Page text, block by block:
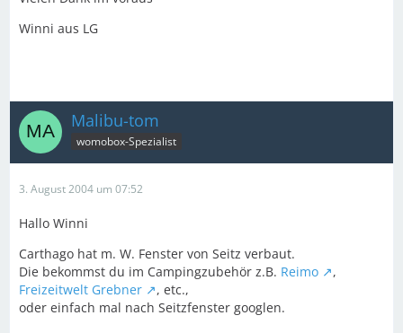
Winni aus LG
Malibu-tom
womobox-Spezialist
3. August 2004 um 07:52
Hallo Winni
Carthago hat m. W. Fenster von Seitz verbaut.
Die bekommst du im Campingzubehör z.B. Reimo
,
Freizeitwelt Grebner
, etc.,
oder einfach mal nach Seitzfenster googlen.